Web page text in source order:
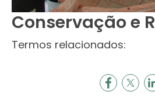
Conservação e
Termos relacionados: